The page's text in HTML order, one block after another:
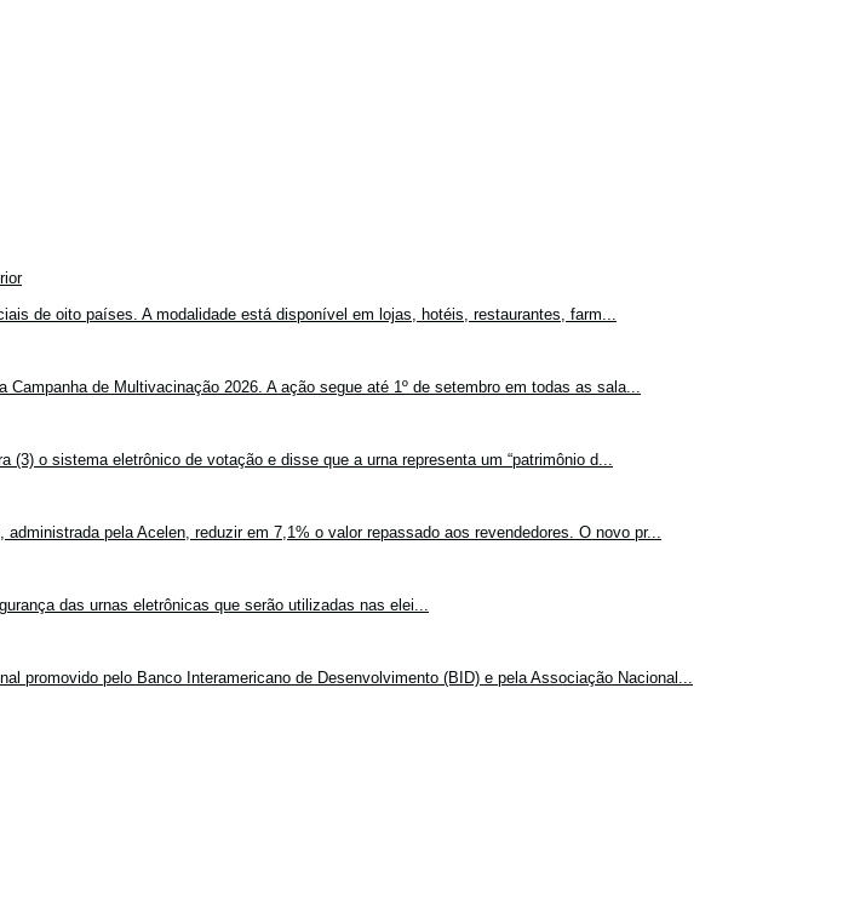
de oito países. A modalidade está disponível em lojas, hotéis, restaurantes, farm...
de Multivacinação 2026. A ação segue até 1º de setembro em todas as sala...
o sistema eletrônico de votação e disse que a urna representa um “patrimônio d...
pela Acelen, reduzir em 7,1% o valor repassado aos revendedores. O novo pr...
das urnas eletrônicas que serão utilizadas nas elei...
promovido pelo Banco Interamericano de Desenvolvimento (BID) e pela Associação Nacional...